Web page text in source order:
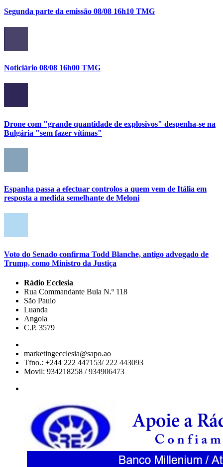
Segunda parte da emissão 08/08 16h10 TMG
Noticiário 08/08 16h00 TMG
Drone com "grande quantidade de explosivos" despenha-se na
Bulgária "sem fazer vítimas"
Espanha passa a efectuar controlos a quem vem de Itália em
resposta a medida semelhante de Meloni
Voto do Senado confirma Todd Blanche, antigo advogado de
Trump, como Ministro da Justiça
Rádio Ecclesia
Rua Commandante Bula N.º 118
São Paulo
Luanda
Angola
C.P. 3579
marketingecclesia@sapo.ao
Tfno.: +244 222 447153/ 222 443093
Movil: 934218258 / 934906473